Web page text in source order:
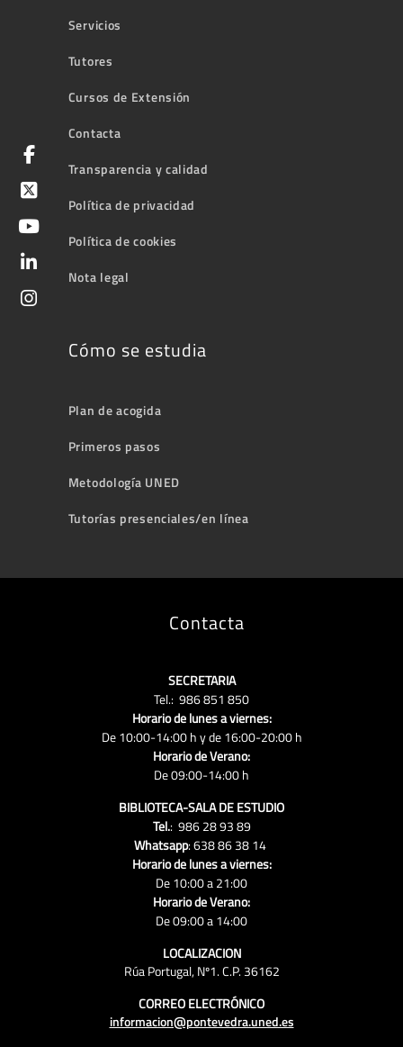
Servicios
Tutores
Cursos de Extensión
Contacta
Transparencia y calidad
Política de privacidad
Política de cookies
Nota legal
Cómo se estudia
Plan de acogida
Primeros pasos
Metodología UNED
Tutorías presenciales/en línea
Contacta
SECRETARIA
Tel.: 986 851 850
Horario de lunes a viernes:
De 10:00-14:00 h y de 16:00-20:00 h
Horario de Verano:
De 09:00-14:00 h
BIBLIOTECA-SALA DE ESTUDIO
Tel.: 986 28 93 89
Whatsapp: 638 86 38 14
Horario de lunes a viernes:
De 10:00 a 21:00
Horario de Verano:
De 09:00 a 14:00
LOCALIZACION
Rúa Portugal, Nº1. C.P. 36162
CORREO ELECTRÓNICO
informacion@pontevedra.uned.es